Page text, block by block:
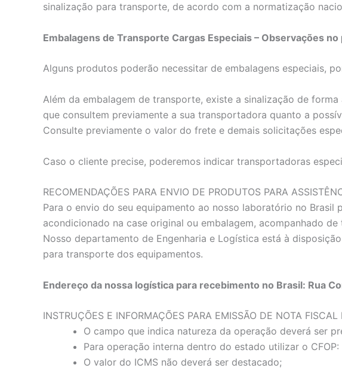
sinalização para transporte, de acordo com a normatização
Embalagens de Transporte Cargas Especiais – Observações
Alguns produtos poderão necessitar de embalagens especiais,
Além da embalagem de transporte, existe a sinalização de
que consultem previamente a sua transportadora quanto a
Consulte previamente o valor do frete e demais solicitações
Caso o cliente precise, poderemos indicar transportadoras
RECOMENDAÇÕES PARA ENVIO DE PRODUTOS PARA
Para o envio do seu equipamento ao nosso laboratório no
acondicionado na case original ou embalagem, acompanhado
Nosso departamento de Engenharia e Logística está à
para transporte dos equipamentos.
Endereço da nossa logística para recebimento no Brasil: Rua
INSTRUÇÕES E INFORMAÇÕES PARA EMISSÃO DE NOTA
O campo que indica natureza da operação deverá ser
Para operação interna dentro do estado utilizar o
O valor do ICMS não deverá ser destacado;